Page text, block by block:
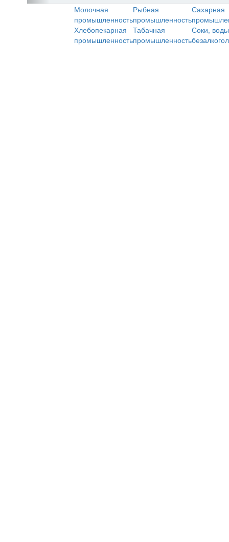
Молочная
промышленность
Рыбная
промышленность
Сахарная
Хлебопекарная
промышленность
Табачная
промышленность
Соки,